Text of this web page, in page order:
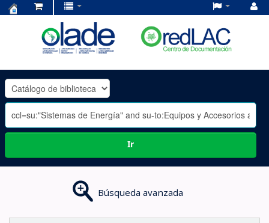
OLADE
-
Ir
Búsqueda avanzada